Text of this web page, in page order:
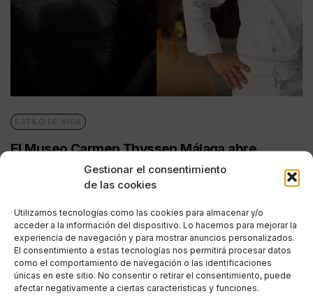
Gestionar el consentimiento
de las cookies
Utilizamos tecnologías como las cookies para almacenar y/o
acceder a la información del dispositivo. Lo hacemos para mejorar la
experiencia de navegación y para mostrar anuncios personalizados.
El consentimiento a estas tecnologías nos permitirá procesar datos
como el comportamiento de navegación o las identificaciones
únicas en este sitio. No consentir o retirar el consentimiento, puede
afectar negativamente a ciertas características y funciones.
ESTILO DE VIDA
El Museo Carmen Thyssen Málaga abre
nuevas conversaciones entre arte, flamenco y
alta cocina con ‘Otras miradas’
POR
REDACCIÓN URBANITY
13/04/2026
3 MINUTOS DE LECTURA